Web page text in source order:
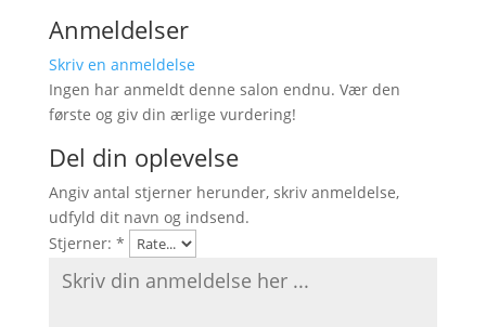
Anmeldelser
Skriv en anmeldelse
Ingen har anmeldt denne salon endnu. Vær den
første og giv din ærlige vurdering!
Del din oplevelse
Angiv antal stjerner herunder, skriv anmeldelse,
udfyld dit navn og indsend.
Stjerner: *